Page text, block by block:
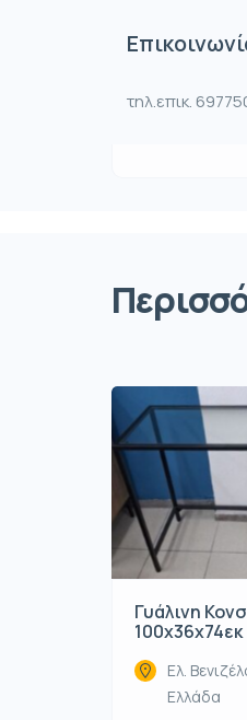
τηλ.επικ.
Γυάλινη
Ελ.
Ελλάδα